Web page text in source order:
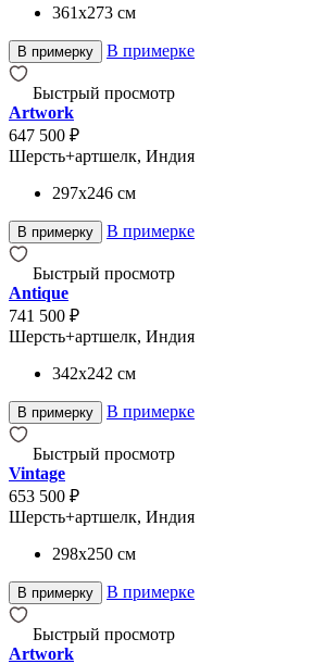
361x273 см
В примерку В примерке
Быстрый просмотр
Artwork
647 500 ₽
Шерсть+артшелк, Индия
297x246 см
В примерку В примерке
Быстрый просмотр
Antique
741 500 ₽
Шерсть+артшелк, Индия
342x242 см
В примерку В примерке
Быстрый просмотр
Vintage
653 500 ₽
Шерсть+артшелк, Индия
298x250 см
В примерку В примерке
Быстрый просмотр
Artwork